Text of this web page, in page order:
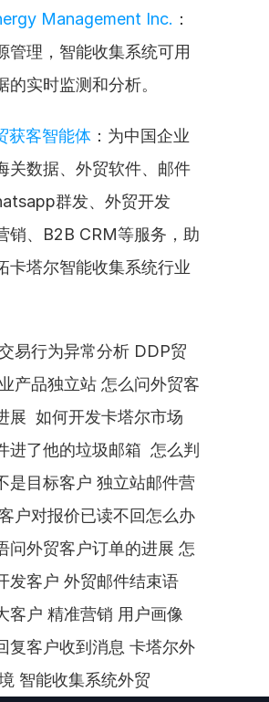
Management Inc. ：
管理，智能收集系统可用
的实时监测和分析。
获客智能体 ：为中国企业
关数据、外贸软件、邮件
群发、外贸开发
销、B2B CRM等服务，助
卡塔尔智能收集系统行业
易行为异常分析 DDP贸
产品独立站 怎么问外贸客
展  如何开发卡塔尔市场
进了他的垃圾邮箱  怎么判
是目标客户 独立站邮件营
户对报价已读不回怎么办
问外贸客户订单的进展 怎
发客户 外贸邮件结束语
客户 精准营销 用户画像
复客户收到消息 卡塔尔外
智能收集系统外贸